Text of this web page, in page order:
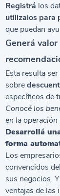
Registrá los
utilizalos para
que puedan
Generá
Esta resulta
sobre
específicos de
Conocé los
en la
Desarrollá
forma
Los
convencidos
sus negocios.
ventajas de las